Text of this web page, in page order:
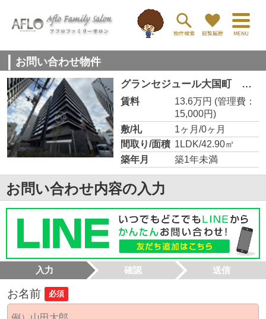
お問い合わせ物件
グランセジュール大国町 敷津小学校区
賃料 13.6万円 (管理費：
15,000円)
敷/礼
1ヶ月/0ヶ月
間取り/面積 1LDK/42.90㎡
築年月
築1年未満
お問い合わせ内容の入力
入力 確認 送信
お名前 必須